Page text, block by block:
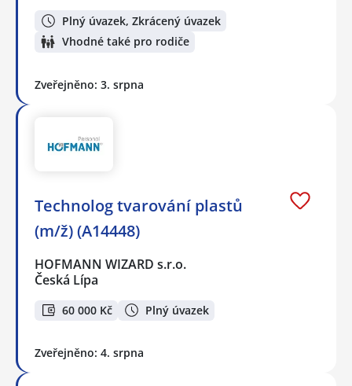
Plný úvazek, Zkrácený úvazek
Vhodné také pro rodiče
Zveřejněno: 3. srpna
Technolog tvarování plastů
(m/ž) (A14448)
HOFMANN WIZARD s.r.o.
Česká Lípa
60 000 Kč Plný úvazek
Zveřejněno: 4. srpna